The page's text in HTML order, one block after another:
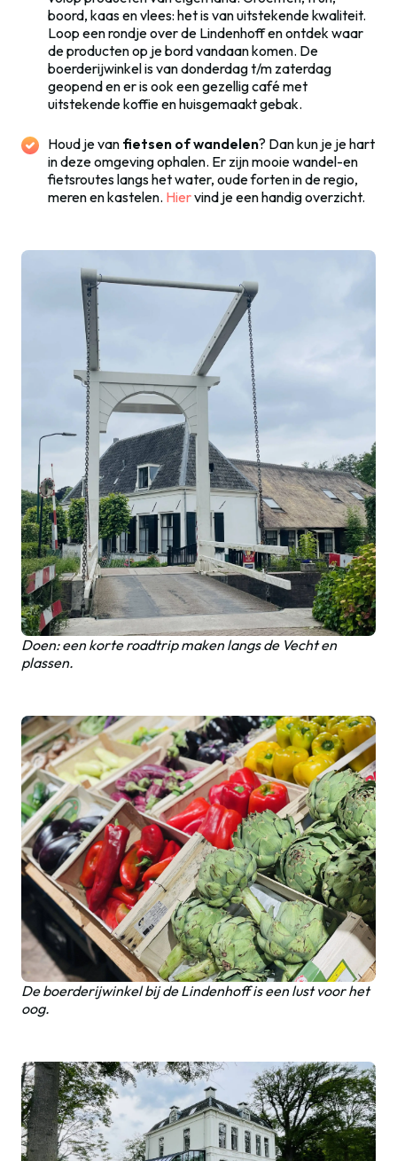
boord, kaas en vlees: het is van uitstekende kwaliteit.
Loop een rondje over de Lindenhoff en ontdek waar
de producten op je bord vandaan komen. De
boerderijwinkel is van donderdag t/m zaterdag
geopend en er is ook een gezellig café met
uitstekende koffie en huisgemaakt gebak.
Houd je van fietsen of wandelen? Dan kun je je hart
in deze omgeving ophalen. Er zijn mooie wandel-en
fietsroutes langs het water, oude forten in de regio,
meren en kastelen. Hiervind je een handig overzicht.
Doen: een korte roadtrip maken langs de Vecht en
plassen.
De boerderijwinkel bij de Lindenhoff is een lust voor het
oog.